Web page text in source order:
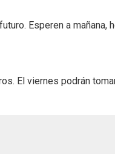
Esperen a mañana,
El viernes podrán